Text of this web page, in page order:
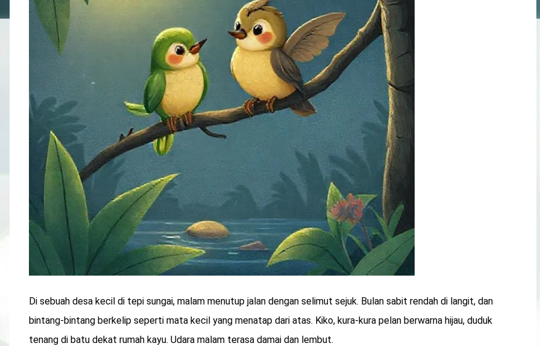
Di sebuah desa kecil di tepi sungai, malam menutup jalan dengan selimut sejuk. Bulan sabit rendah di langit, dan
bintang-bintang berkelip seperti mata kecil yang menatap dari atas. Kiko, kura-kura pelan berwarna hijau, duduk
tenang di batu dekat rumah kayu. Udara malam terasa damai dan lembut.